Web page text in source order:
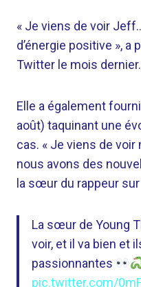
« Je viens de voir
d’énergie positive »,
Twitter le mois dernier.
Elle a également
août) taquinant une
cas. « Je viens de
nous avons des
la sœur du rappeur
La sœur de Young
voir, et il va bien et
passionnantes
pic.twitter.com/